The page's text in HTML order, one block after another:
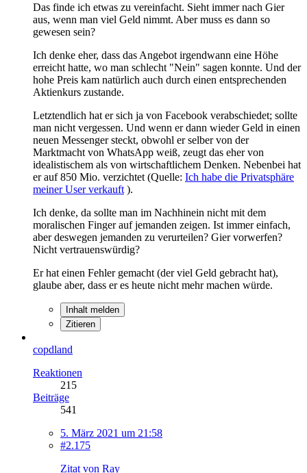
Das finde ich etwas zu vereinfacht. Sieht immer nach Gier
aus, wenn man viel Geld nimmt. Aber muss es dann so
gewesen sein?
Ich denke eher, dass das Angebot irgendwann eine Höhe
erreicht hatte, wo man schlecht "Nein" sagen konnte. Und der
hohe Preis kam natürlich auch durch einen entsprechenden
Aktienkurs zustande.
Letztendlich hat er sich ja von Facebook verabschiedet; sollte
man nicht vergessen. Und wenn er dann wieder Geld in einen
neuen Messenger steckt, obwohl er selber von der
Marktmacht von WhatsApp weiß, zeugt das eher von
idealistischem als von wirtschaftlichem Denken. Nebenbei hat
er auf 850 Mio. verzichtet (Quelle: Ich habe die Privatsphäre
meiner User verkauft ).
Ich denke, da sollte man im Nachhinein nicht mit dem
moralischen Finger auf jemanden zeigen. Ist immer einfach,
aber deswegen jemanden zu verurteilen? Gier vorwerfen?
Nicht vertrauenswürdig?
Er hat einen Fehler gemacht (der viel Geld gebracht hat),
glaube aber, dass er es heute nicht mehr machen würde.
Inhalt melden
Zitieren
copdland
Reaktionen
215
Beiträge
541
5. März 2021 um 21:58
#2.175
Zitat von Ray